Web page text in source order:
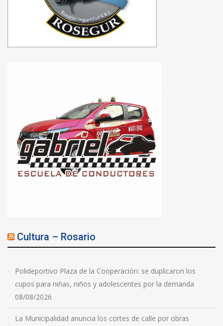
Cultura – Rosario
Polideportivo Plaza de la Cooperación: se duplicaron los
cupos para niñas, niños y adolescentes por la demanda
08/08/2026
La Municipalidad anuncia los cortes de calle por obras